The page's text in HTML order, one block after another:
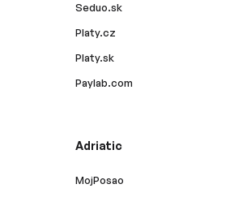
Seduo.sk
Platy.cz
Platy.sk
Paylab.com
Adriatic
MojPosao